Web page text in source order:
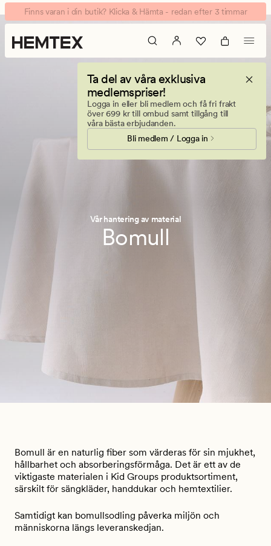
Materialanvändning
Animerad
banner.
Klicka
på
Finns varan i din butik? Klicka & Hämta - redan efter 3 timmar
Ta del av våra exklusiva
medlemspriser!
Logga in eller bli medlem och få fri frakt
över 699 kr till ombud samt tillgång till
våra bästa erbjudanden.
Bli medlem / Logga in
Vår hantering av material
Bomull
Bomull är en naturlig fiber som värderas för sin mjukhet,
hållbarhet och absorberingsförmåga. Det är ett av de
viktigaste materialen i Kid Groups produktsortiment,
särskilt för sängkläder, handdukar och hemtextilier.
Samtidigt kan bomullsodling påverka miljön och
människorna längs leveranskedjan.